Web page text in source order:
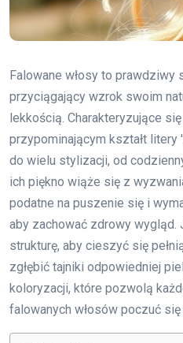
Falowane włosy to prawdziwy
przyciągający wzrok swoim
lekkością. Charakteryzujące
przypominającym kształt litery
do wielu stylizacji, od
ich piękno wiąże się z
podatne na puszenie się i
aby zachować zdrowy wygląd.
strukturę, aby cieszyć się
zgłębić tajniki odpowiedniej
koloryzacji, które pozwolą
falowanych włosów poczuć